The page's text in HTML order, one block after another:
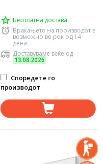
Бесплатна достава
Враќањето на производот е
возможно во рок од 14
дена
Доставуваме веќе од
13.08.2026
Споредете го
производот